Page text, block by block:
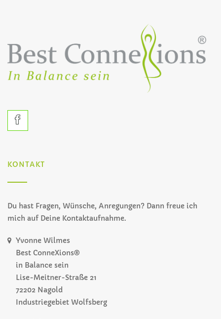
KONTAKT
Du hast Fragen, Wünsche, Anregungen? Dann freue ich
mich auf Deine Kontaktaufnahme.
Yvonne Wilmes
Best ConneXions®
in Balance sein
Lise-Meitner-Straße 21
72202 Nagold
Industriegebiet Wolfsberg